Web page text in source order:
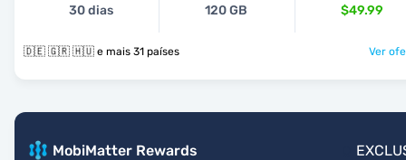
30 dias 120 GB $49.99
🇩🇪 🇬🇷 🇭🇺 e mais 31 países Ver
MobiMatter Rewards